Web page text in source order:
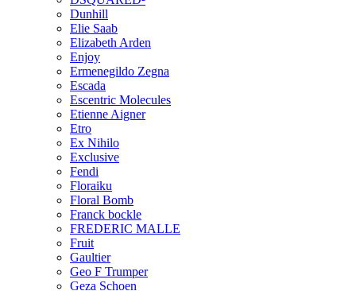
Dunhill
Elie Saab
Elizabeth Arden
Enjoy
Ermenegildo Zegna
Escada
Escentric Molecules
Etienne Aigner
Etro
Ex Nihilo
Exclusive
Fendi
Floraiku
Floral Bomb
Franck bockle
FREDERIC MALLE
Fruit
Gaultier
Geo F Trumper
Geza Schoen